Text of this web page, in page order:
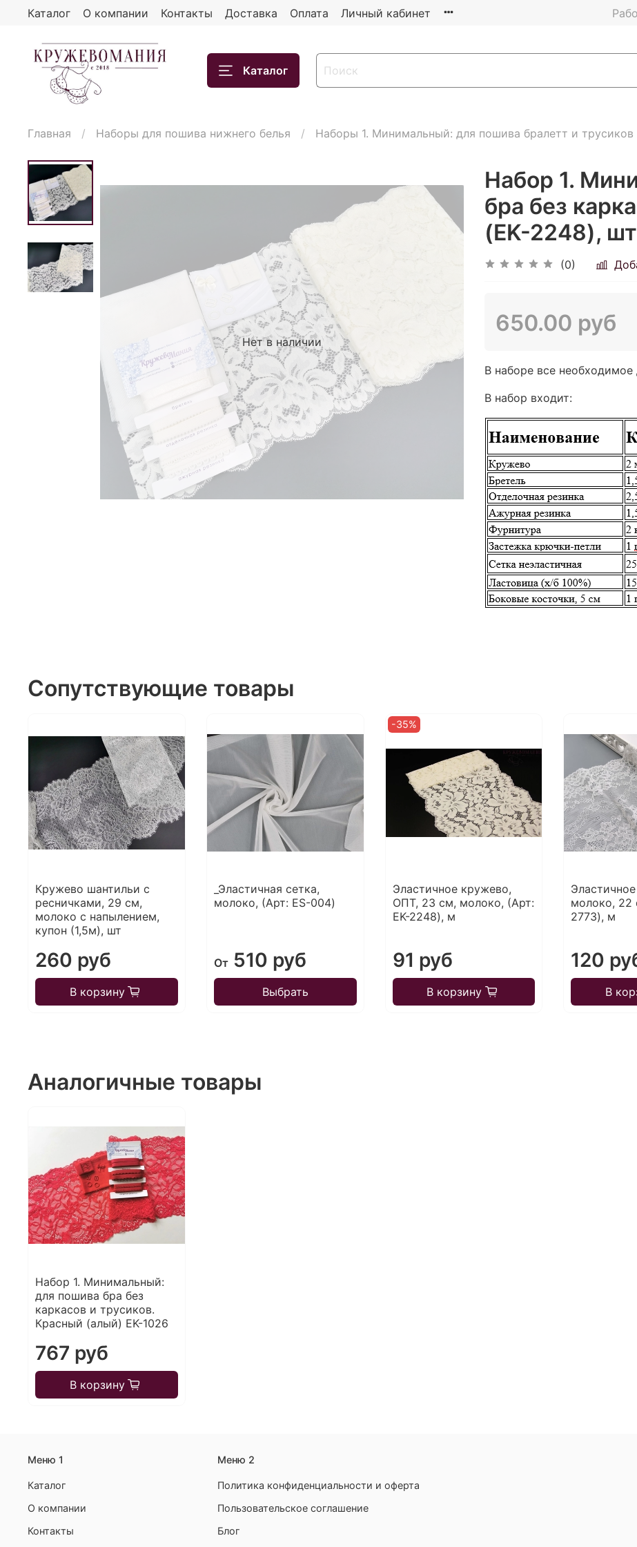
Каталог О компании Контакты Доставка Оплата Личный кабинет
Каталог
Главная Наборы для пошива нижнего белья Наборы 1. Минимальный: для пошива бралетт и трусиков
Нет в наличии
Набор 1.
бра без
(EK-2248), шт
(0)
650.00 руб
В наборе все
В набор входит:
Сопутствующие товары
Кружево шантильи с
ресничками, 29 см,
молоко с напылением,
купон (1,5м), шт
260 руб
В корзину
_Эластичная сетка,
молоко, (Арт: ES-004)
От510 руб
Выбрать
-35%
Эластичное кружево,
ОПТ, 23 см, молоко, (Арт:
EK-2248), м
91 руб
В корзину
молоко, 22
2773), м
120
В
Аналогичные товары
Набор 1. Минимальный:
для пошива бра без
каркасов и трусиков.
Красный (алый) EK-1026
767 руб
В корзину
Меню 1
Каталог
О компании
Контакты
Меню 2
Политика конфиденциальности и оферта
Пользовательское соглашение
Блог